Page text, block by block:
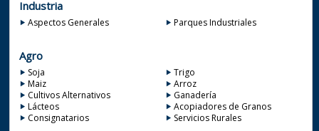
Industria
Aspectos Generales Parques Industriales
Agro
Soja
Trigo
Maiz
Arroz
Cultivos Alternativos
Ganadería
Lácteos
Acopiadores de Granos
Consignatarios
Servicios Rurales